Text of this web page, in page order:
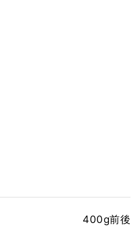
400g前後